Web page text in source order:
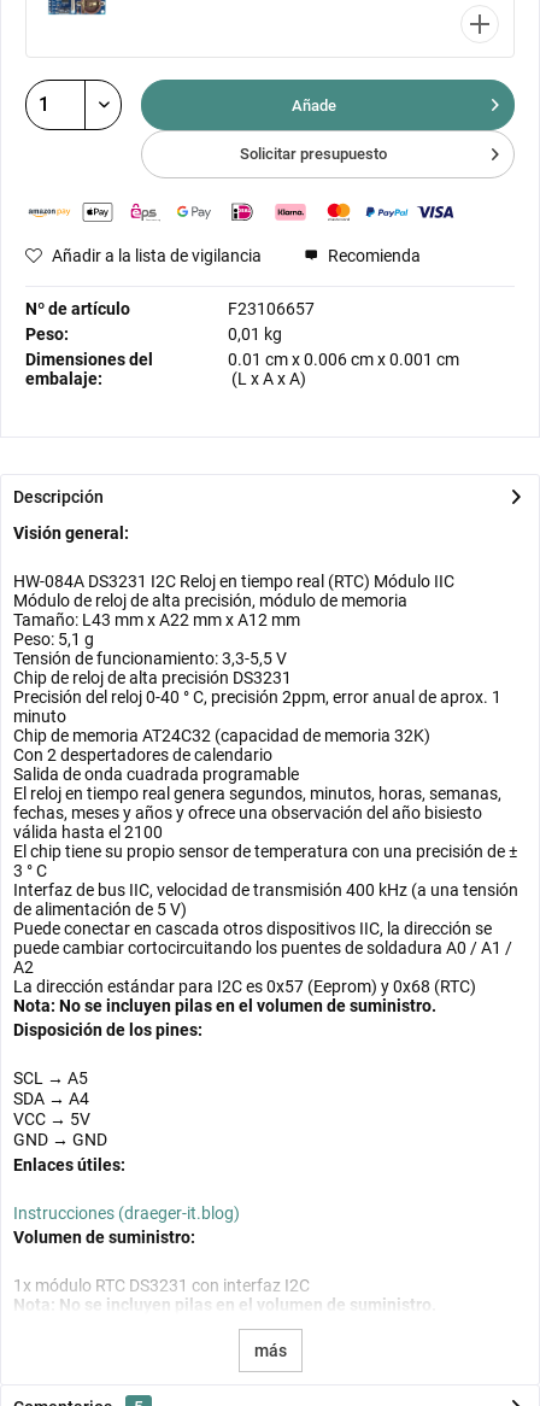
Añade
Solicitar presupuesto
Añadir a la lista de vigilancia Recomienda
Nº de artículo
F23106657
Peso:
0,01 kg
Dimensiones del
embalaje:
0.01 cmx0.006 cmx0.001 cm
(L x A x A)
Descripción
Visión general:
HW-084A DS3231 I2C Reloj en tiempo real (RTC) Módulo IIC
Módulo de reloj de alta precisión, módulo de memoria
Tamaño: L43 mm x A22 mm x A12 mm
Peso: 5,1 g
Tensión de funcionamiento: 3,3-5,5 V
Chip de reloj de alta precisión DS3231
Precisión del reloj 0-40 ° C, precisión 2ppm, error anual de aprox. 1
minuto
Chip de memoria AT24C32 (capacidad de memoria 32K)
Con 2 despertadores de calendario
Salida de onda cuadrada programable
El reloj en tiempo real genera segundos, minutos, horas, semanas,
fechas, meses y años y ofrece una observación del año bisiesto
válida hasta el 2100
El chip tiene su propio sensor de temperatura con una precisión de ±
3 ° C
Interfaz de bus IIC, velocidad de transmisión 400 kHz (a una tensión
de alimentación de 5 V)
Puede conectar en cascada otros dispositivos IIC, la dirección se
puede cambiar cortocircuitando los puentes de soldadura A0 / A1 /
A2
La dirección estándar para I2C es 0x57 (Eeprom) y 0x68 (RTC)
Nota: No se incluyen pilas en el volumen de suministro.
Disposición de los pines:
SCL → A5
SDA → A4
VCC → 5V
GND → GND
Enlaces útiles:
Instrucciones (draeger-it.blog)
Volumen de suministro:
1x módulo RTC DS3231 con interfaz I2C
Nota: No se incluyen pilas en el volumen de suministro.
más